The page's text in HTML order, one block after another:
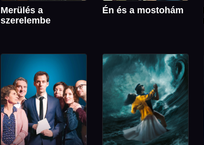
Merülés a
szerelembe
Én és a mostohám